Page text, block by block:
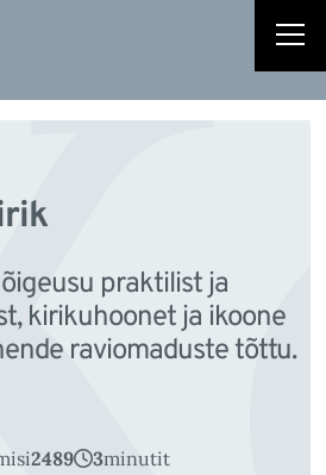
praktilist ja
kirikuhoonet ja ikoone
raviomaduste tõttu.
2489 3minutit